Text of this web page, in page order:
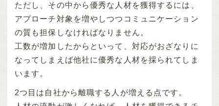
ただし、その中から優秀な人材を獲得するには、
アプローチ対象を増やしつつコミュニケーション
の質も担保しなければなりません。
工数が増加したからといって、対応がおざなりに
なってしまえば他社に優秀な人材を採られてしま
います。
2つ目は自社から離職する人が増える点です。